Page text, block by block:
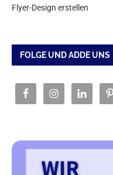
Flyer-Design erstellen
FOLGE UND ADDE UNS